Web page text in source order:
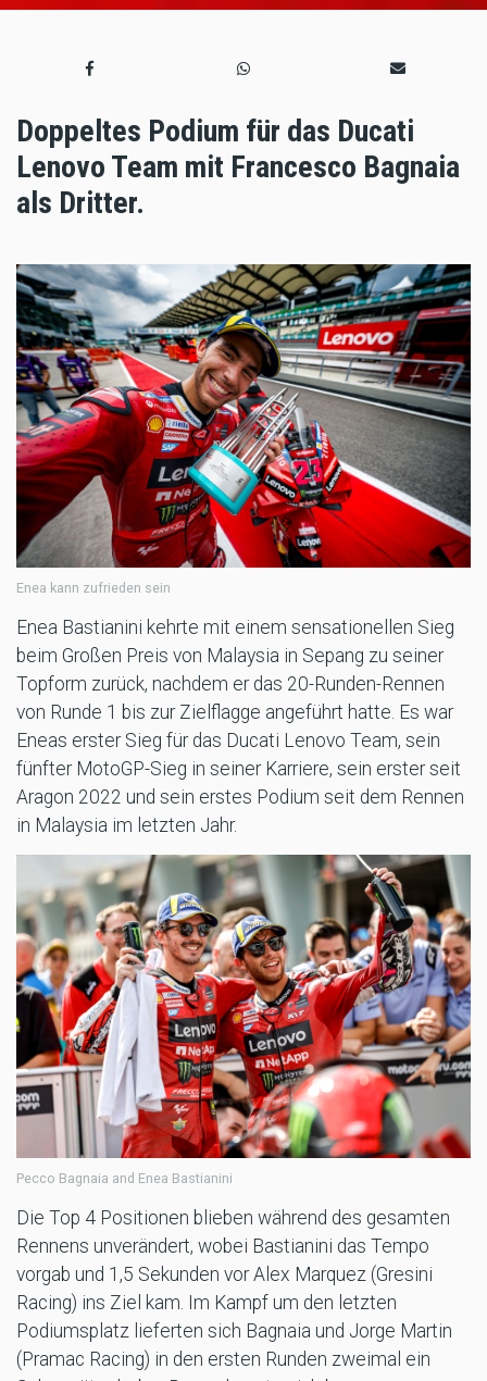
Doppeltes Podium für das Ducati
Lenovo Team mit Francesco Bagnaia
als Dritter.
Enea kann zufrieden sein
Enea Bastianini kehrte mit einem sensationellen Sieg
beim Großen Preis von Malaysia in Sepang zu seiner
Topform zurück, nachdem er das 20-Runden-Rennen
von Runde 1 bis zur Zielflagge angeführt hatte. Es war
Eneas erster Sieg für das Ducati Lenovo Team, sein
fünfter MotoGP-Sieg in seiner Karriere, sein erster seit
Aragon 2022 und sein erstes Podium seit dem Rennen
in Malaysia im letzten Jahr.
Pecco Bagnaia and Enea Bastianini
Die Top 4 Positionen blieben während des gesamten
Rennens unverändert, wobei Bastianini das Tempo
vorgab und 1,5 Sekunden vor Alex Marquez (Gresini
Racing) ins Ziel kam. Im Kampf um den letzten
Podiumsplatz lieferten sich Bagnaia und Jorge Martin
(Pramac Racing) in den ersten Runden zweimal ein